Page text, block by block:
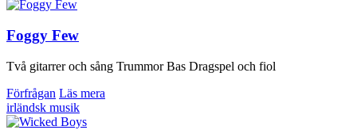
Foggy Few
Två gitarrer och sång Trummor Bas Dragspel och fiol
Förfrågan Läs mera
irländsk musik